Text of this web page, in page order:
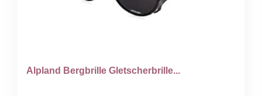
Alpland Bergbrille Gletscherbrille...